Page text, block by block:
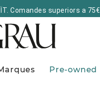
Comandes superiors a 75€.
Pre-owned